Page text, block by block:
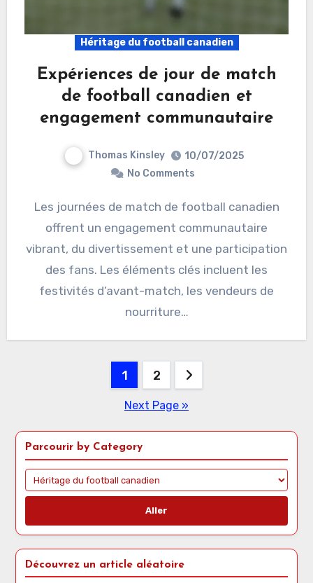
Héritage du football canadien
Expériences de jour de match
de football canadien et
engagement communautaire
Thomas Kinsley
10/07/2025
No Comments
Les journées de match de football canadien
offrent un engagement communautaire
vibrant, du divertissement et une participation
des fans. Les éléments clés incluent les
festivités d’avant-match, les vendeurs de
nourriture…
Posts pagination
1 2
Next Page »
Parcourir by Category
Aller
Découvrez un article aléatoire